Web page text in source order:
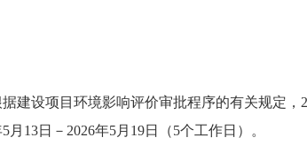
据建设项目环境影响评价审批程序的有关规定
5月13日－2026年5月19日（5个工作日）。